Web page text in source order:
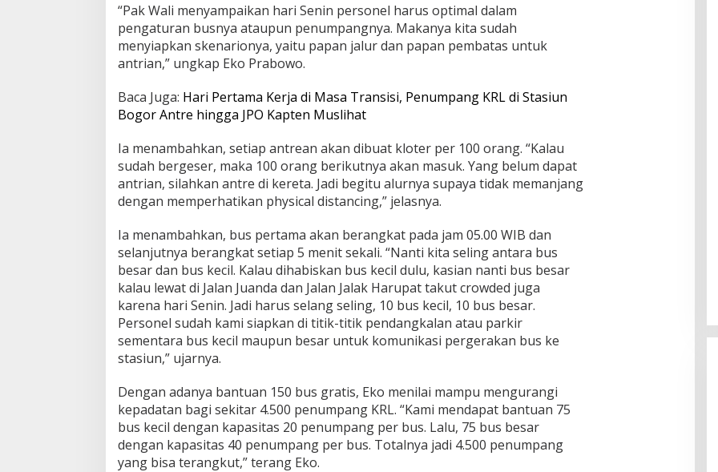
“Pak Wali menyampaikan hari Senin personel harus optimal dalam
pengaturan busnya ataupun penumpangnya. Makanya kita sudah
menyiapkan skenarionya, yaitu papan jalur dan papan pembatas untuk
antrian,” ungkap Eko Prabowo.
Baca Juga: Hari Pertama Kerja di Masa Transisi, Penumpang KRL di Stasiun
Bogor Antre hingga JPO Kapten Muslihat
Ia menambahkan, setiap antrean akan dibuat kloter per 100 orang. “Kalau
sudah bergeser, maka 100 orang berikutnya akan masuk. Yang belum dapat
antrian, silahkan antre di kereta. Jadi begitu alurnya supaya tidak memanjang
dengan memperhatikan physical distancing,” jelasnya.
Ia menambahkan, bus pertama akan berangkat pada jam 05.00 WIB dan
selanjutnya berangkat setiap 5 menit sekali. “Nanti kita seling antara bus
besar dan bus kecil. Kalau dihabiskan bus kecil dulu, kasian nanti bus besar
kalau lewat di Jalan Juanda dan Jalan Jalak Harupat takut crowded juga
karena hari Senin. Jadi harus selang seling, 10 bus kecil, 10 bus besar.
Personel sudah kami siapkan di titik-titik pendangkalan atau parkir
sementara bus kecil maupun besar untuk komunikasi pergerakan bus ke
stasiun,” ujarnya.
Dengan adanya bantuan 150 bus gratis, Eko menilai mampu mengurangi
kepadatan bagi sekitar 4.500 penumpang KRL. “Kami mendapat bantuan 75
bus kecil dengan kapasitas 20 penumpang per bus. Lalu, 75 bus besar
dengan kapasitas 40 penumpang per bus. Totalnya jadi 4.500 penumpang
yang bisa terangkut,” terang Eko.